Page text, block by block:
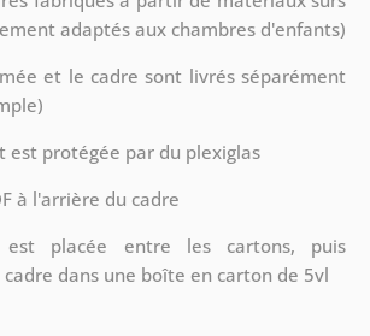
adaptés aux chambres d'enfants)
et le cadre sont livrés séparément
est protégée par du plexiglas
à l'arrière du cadre
est placée entre les cartons, puis
dans une boîte en carton de 5vl